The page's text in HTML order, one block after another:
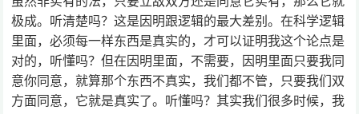
极成。听清楚吗？这是因明跟逻辑的最大差别。在科学逻辑
里面，必须每一样东西是真实的，才可以证明我这个论点是
对的，听懂吗？但在因明里面，不需要，因明里面只要我同
意你同意，就算那个东西不真实，我们都不管，只要我们双
方面同意，它就是真实了。听懂吗？其实我们很多时候，我